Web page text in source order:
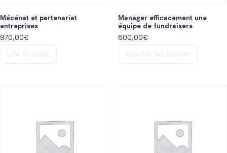
Mécénat et partenariat
entreprises
970,00€
Manager efficacement une
équipe de fundraisers
600,00€